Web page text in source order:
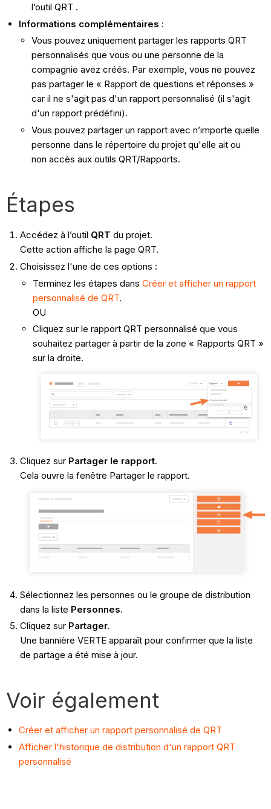
l’outil QRT .
Informations complémentaires :
Vous pouvez uniquement partager les rapports QRT
personnalisés que vous ou une personne de la
compagnie avez créés. Par exemple, vous ne pouvez
pas partager le « Rapport de questions et réponses »
car il ne s'agit pas d'un rapport personnalisé (il s'agit
d'un rapport prédéfini).
Vous pouvez partager un rapport avec n’importe quelle
personne dans le répertoire du projet qu'elle ait ou
non accès aux outils QRT/Rapports.
Étapes
Accédez à l’outil QRT du projet.
Cette action affiche la page QRT.
Choisissez l'une de ces options :
Terminez les étapes dans Créer et afficher un rapport
personnalisé de QRT.
OU
Cliquez sur le rapport QRT personnalisé que vous
souhaitez partager à partir de la zone « Rapports QRT »
sur la droite.
Cliquez sur Partager le rapport.
Cela ouvre la fenêtre Partager le rapport.
Sélectionnez les personnes ou le groupe de distribution
dans la liste Personnes.
Cliquez sur Partager.
Une bannière VERTE apparaît pour confirmer que la liste
de partage a été mise à jour.
Voir également
Créer et afficher un rapport personnalisé de QRT
Afficher l'historique de distribution d'un rapport QRT
personnalisé